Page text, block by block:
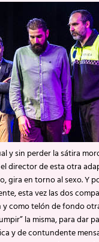
y sin perder la sátira
director de esta otra
gira en torno al sexo. Y
esta vez las dos
como telón de fondo
la misma, para dar
y de contundente